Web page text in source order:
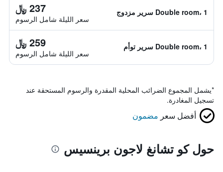
Double room، 1 سرير مزدوج 237 ﷼
سعر الليلة شامل الرسوم
Double room، 1 سرير توأم 259 ﷼
سعر الليلة شامل الرسوم
*يشمل المجموع الضرائب المحلية المقدرة والرسوم المستحقة عند
تسجيل المغادرة.
أفضل سعر مضمون
حول كو تشانغ لاجون برينسيس